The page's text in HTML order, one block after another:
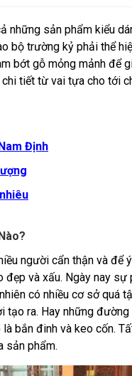
những sản phẩm kiểu
bộ trường kỷ phải thể
bớt gỗ mỏng mảnh để
tiết từ vai tựa cho tới
Định
người cẩn thận và để
và xấu. Ngày nay
có nhiều cơ sở quá
tạo ra. Hay những
bắn đinh và keo cốn.
sản phẩm.